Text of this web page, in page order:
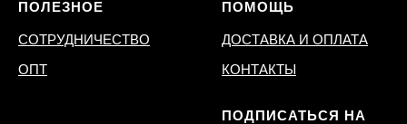
ПОЛЕЗНОЕ
СОТРУДНИЧЕСТВО
ОПТ
ПОМОЩЬ
ДОСТАВКА И ОПЛАТА
КОНТАКТЫ
ПОДПИСАТЬСЯ НА